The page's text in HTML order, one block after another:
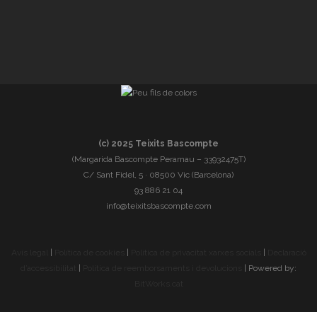
(c) 2025 Teixits Bascompte
(Margarida Bascompte Perarnau – 33932475T)
C/ Sant Fidel, 5 · 08500 Vic (Barcelona)
93 886 21 04
info@teixitsbascompte.com
| | |
|
| Powered by: